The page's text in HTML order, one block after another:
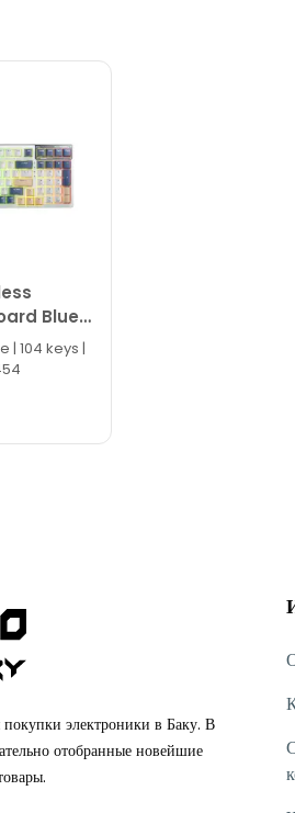
Blue
Switch)
электроники в Баку. В
отобранные новейшие